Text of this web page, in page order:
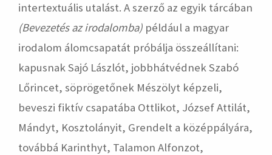
intertextuális utalást. A szerző az egyik tárcában
(Bevezetés az irodalomba) például a magyar
irodalom álomcsapatát próbálja összeállítani:
kapusnak Sajó Lászlót, jobbhátvédnek Szabó
Lőrincet, söprögetőnek Mészölyt képzeli,
beveszi fiktív csapatába Ottlikot, József Attilát,
Mándyt, Kosztolányit, Grendelt a középpályára,
továbbá Karinthyt, Talamon Alfonzot,